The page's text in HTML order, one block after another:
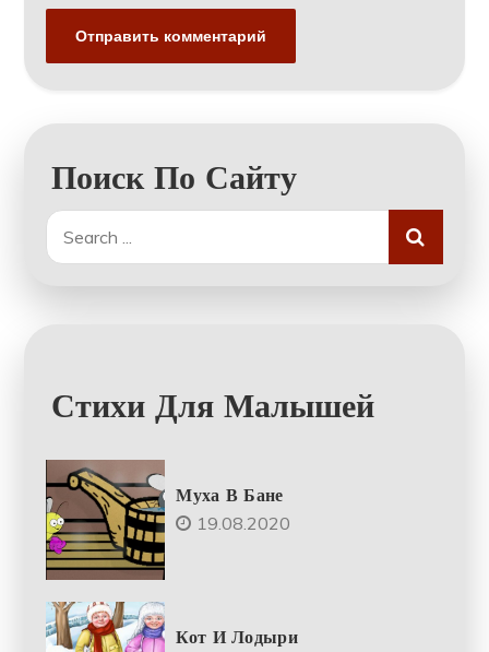
Поиск По Сайту
Search
for:
Стихи Для Малышей
Муха В Бане
19.08.2020
Кот И Лодыри